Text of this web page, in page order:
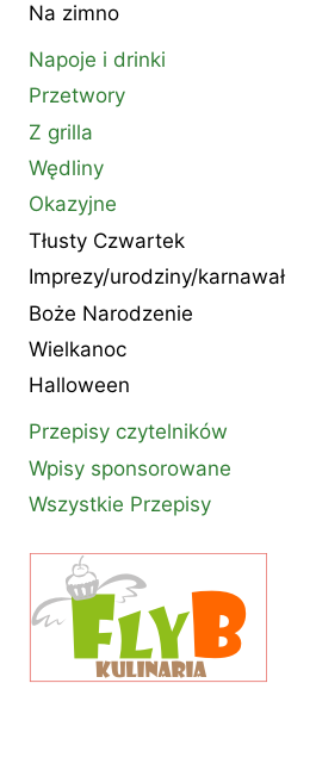
Na zimno
Napoje i drinki
Przetwory
Z grilla
Wędliny
Okazyjne
Tłusty Czwartek
Imprezy/urodziny/karnawał
Boże Narodzenie
Wielkanoc
Halloween
Przepisy czytelników
Wpisy sponsorowane
Wszystkie Przepisy